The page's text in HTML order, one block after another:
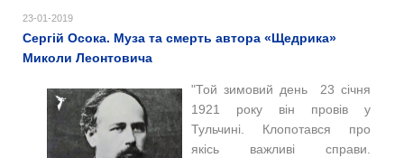
23-01-2019
Сергій Осока. Муза та смерть автора «Щедрика»
Миколи Леонтовича
"Той зимовий день 23 січня
1921 року він провів у
Тульчині. Клопотався про
якісь важливі справи.